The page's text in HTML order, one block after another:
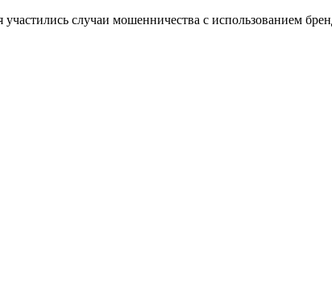
случаи мошенничества с использованием